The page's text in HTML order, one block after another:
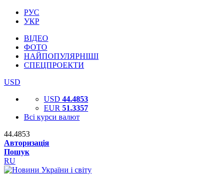
РУС
УКР
ВІДЕО
ФОТО
НАЙПОПУЛЯРНІШІ
СПЕЦПРОЕКТИ
USD
USD 44.4853
EUR 51.3357
Всі курси валют
44.4853
Авторизація
Пошук
RU